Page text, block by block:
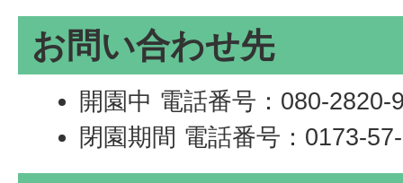
お問い合わせ先
開園中 電話番号：080-2820-
閉園期間 電話番号：0173-